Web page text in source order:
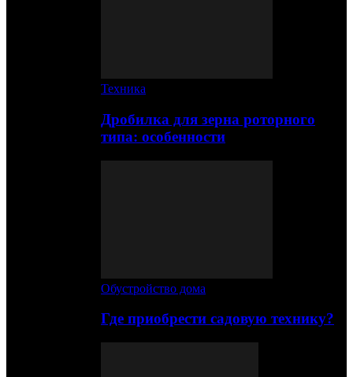
Техника
Дробилка для зерна роторного
типа: особенности
Обустройство дома
Где приобрести садовую технику?